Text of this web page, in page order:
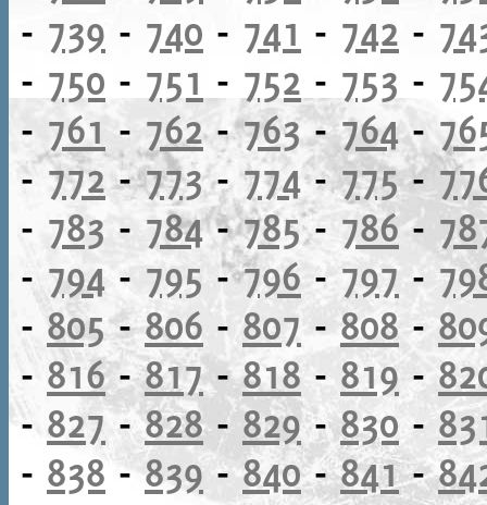
- 739 - 740 - 741 - 742 -
- 750 - 751 - 752 - 753 -
- 761 - 762-763-764-
-772-773-774-775-
- 783 - 784-785- 786-
- 794 - 795 -796-797 -
- 805-806 - 807-808 -
- 816-817-818 - 819 -
- 827 -828-829-830-
- 838 -839 -840-841-